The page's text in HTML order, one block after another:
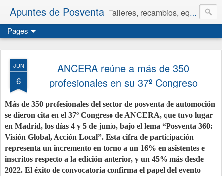
Apuntes de Posventa Talleres, recambios, equipamiento y neumáticos.
Pages
JUN
6
ANCERA reúne a más de 350
profesionales en su 37º Congreso
Más de 350 profesionales del sector de posventa de automoción
se dieron cita en el 37º Congreso de ANCERA, que tuvo lugar
en Madrid, los días 4 y 5 de junio, bajo el lema “Posventa 360:
Visión Global, Acción Local”. Esta cifra de participación
representa un incremento en torno a un 16% en asistentes e
inscritos respecto a la edición anterior, y un 45% más desde
2022. El éxito de convocatoria confirma el papel del evento